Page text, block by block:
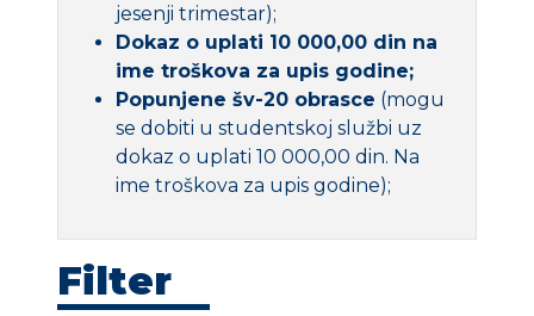
jesenji trimestar);
Dokaz o uplati 10 000,00 din na
ime troškova za upis godine;
Popunjene šv-20 obrasce (mogu
se dobiti u studentskoj službi uz
dokaz o uplati 10 000,00 din. Na
ime troškova za upis godine);
Filter